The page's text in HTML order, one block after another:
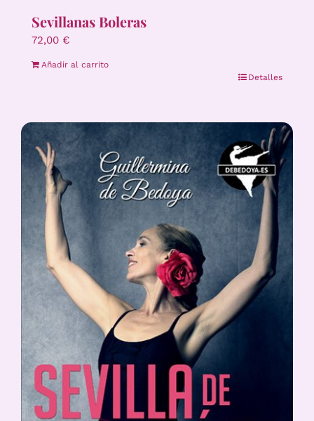
Sevillanas Boleras
72,00 €
Añadir al carrito
Detalles